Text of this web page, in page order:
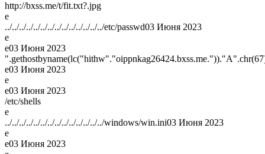
http://bxss.me/t/fit.txt?.jpg
e
../../../../../../../../../../../../../../etc/passwd03 Июня 2023
e
e03 Июня 2023
e03 Июня 2023
e
e03 Июня 2023
/etc/shells
e
../../../../../../../../../../../../../../windows/win.ini03 Июня 2023
e
e03 Июня 2023